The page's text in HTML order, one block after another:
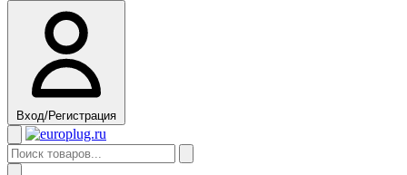
Вход/Регистрация